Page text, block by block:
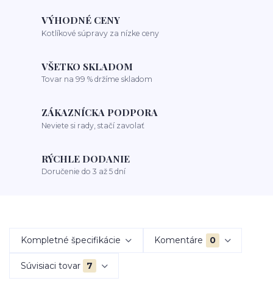
VÝHODNÉ CENY
Kotlíkové súpravy za nízke ceny
VŠETKO SKLADOM
Tovar na 99 % držíme skladom
ZÁKAZNÍCKA PODPORA
Neviete si rady, stačí zavolať
RÝCHLE DODANIE
Doručenie do 3 až 5 dní
Kompletné špecifikácie Komentáre 0
Súvisiaci tovar 7